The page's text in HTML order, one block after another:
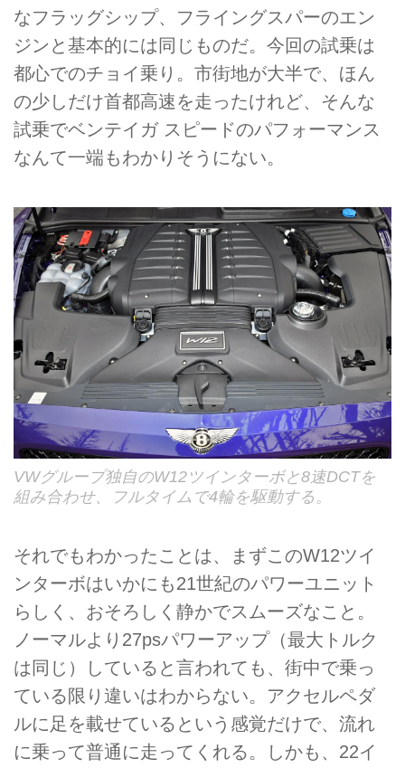
なフラッグシップ、フライングスパーのエン
ジンと基本的には同じものだ。今回の試乗は
都心でのチョイ乗り。市街地が大半で、ほん
の少しだけ首都高速を走ったけれど、そんな
試乗でベンテイガ スピードのパフォーマンス
なんて一端もわかりそうにない。
VWグループ独自のW12ツインターボと8速DCTを
組み合わせ、フルタイムで4輪を駆動する。
それでもわかったことは、まずこのW12ツイ
ンターボはいかにも21世紀のパワーユニット
らしく、おそろしく静かでスムーズなこと。
ノーマルより27psパワーアップ（最大トルク
は同じ）していると言われても、街中で乗っ
ている限り違いはわからない。アクセルペダ
ルに足を載せているという感覚だけで、流れ
に乗って普通に走ってくれる。しかも、22イ